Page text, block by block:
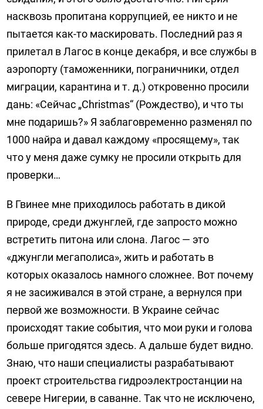
насквозь пропитана коррупцией, ее никто и не
пытается как-то маскировать. Последний раз я
прилетал в Лагос в конце декабря, и все службы в
аэропорту (таможенники, пограничники, отдел
миграции, карантина и т. д.) откровенно просили
дань: «Сейчас „Christmas“ (Рождество), и что ты
мне подаришь?» Я заблаговременно разменял по
1000 найра и давал каждому «просящему», так
что у меня даже сумку не просили открыть для
проверки…
В Гвинее мне приходилось работать в дикой
природе, среди джунглей, где запросто можно
встретить питона или слона. Лагос — это
«джунгли мегаполиса», жить и работать в
которых оказалось намного сложнее. Вот почему
я не засиживался в этой стране, а вернулся при
первой же возможности. В Украине сейчас
происходят такие события, что мои руки и голова
больше пригодятся здесь. А дальше будет видно.
Знаю, что наши специалисты разрабатывают
проект строительства гидроэлектростанции на
севере Нигерии, в саванне. Так что не исключено,